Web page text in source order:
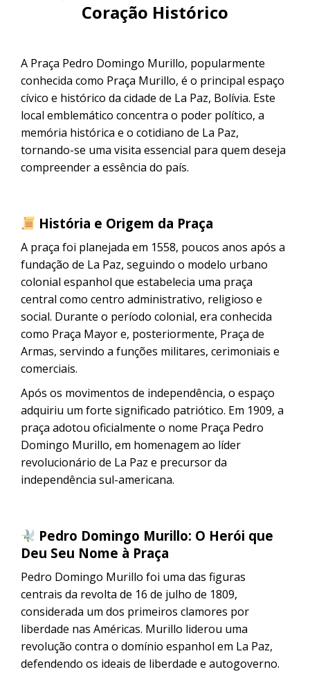
Uyuni e pelas lagoas do Altiplano
2 noites
Excursão pela Rota Branca | De
Cusco a Uyuni em 3 dias
Excursão ao Salar de Uyuni saindo
de Puno
CONTACTANOS
Coração Histórico
A Praça Pedro Domingo Murillo, popularmente
conhecida como Praça Murillo, é o principal espaço
cívico e histórico da cidade de La Paz, Bolívia. Este
local emblemático concentra o poder político, a
memória histórica e o cotidiano de La Paz,
tornando-se uma visita essencial para quem deseja
compreender a essência do país.
História e Origem da Praça
A praça foi planejada em 1558, poucos anos após a
fundação de La Paz, seguindo o modelo urbano
colonial espanhol que estabelecia uma praça
central como centro administrativo, religioso e
social. Durante o período colonial, era conhecida
como Praça Mayor e, posteriormente, Praça de
Armas, servindo a funções militares, cerimoniais e
comerciais.
Após os movimentos de independência, o espaço
adquiriu um forte significado patriótico. Em 1909, a
praça adotou oficialmente o nome Praça Pedro
Domingo Murillo, em homenagem ao líder
revolucionário de La Paz e precursor da
independência sul-americana.
Pedro Domingo Murillo: O Herói que
Deu Seu Nome à Praça
Pedro Domingo Murillo foi uma das figuras
centrais da revolta de 16 de julho de 1809,
considerada um dos primeiros clamores por
liberdade nas Américas. Murillo liderou uma
revolução contra o domínio espanhol em La Paz,
defendendo os ideais de liberdade e autogoverno.